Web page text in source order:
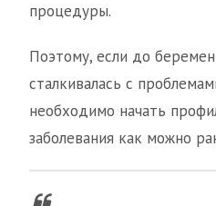
процедуры.
Поэтому, если до
сталкивалась с
необходимо начать
заболевания как можно